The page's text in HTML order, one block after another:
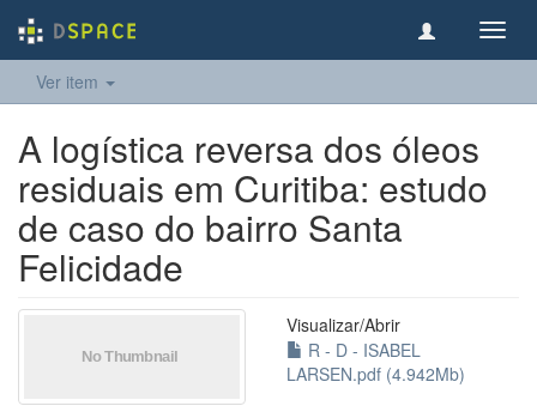
Ver item
A logística reversa dos óleos
residuais em Curitiba: estudo
de caso do bairro Santa
Felicidade
Visualizar/Abrir
R - D - ISABEL
LARSEN.pdf (4.942Mb)